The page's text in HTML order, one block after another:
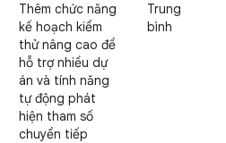
Thêm chức năng
kế hoạch kiểm
thử nâng cao để
hỗ trợ nhiều dự
án và tính năng
tự động phát
hiện tham số
chuyển tiếp
Trung
bình